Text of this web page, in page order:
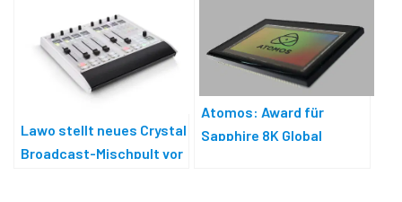
Lawo stellt neues Crystal
Broadcast-Mischpult vor
Atomos: Award für
Sapphire 8K Global